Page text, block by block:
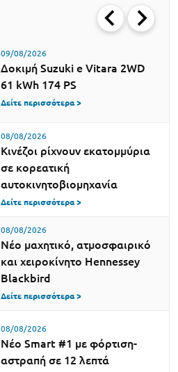
09/08/2026
Δοκιμή Suzuki e Vitara 2WD
61 kWh 174 PS
Δείτε περισσότερα >
08/08/2026
Κινέζοι ρίχνουν εκατομμύρια
σε κορεατική
αυτοκινητοβιομηχανία
Δείτε περισσότερα >
08/08/2026
Νέο μαχητικό, ατμοσφαιρικό
και χειροκίνητο Hennessey
Blackbird
Δείτε περισσότερα >
08/08/2026
Νέο Smart #1 με φόρτιση-
αστραπή σε 12 λεπτά